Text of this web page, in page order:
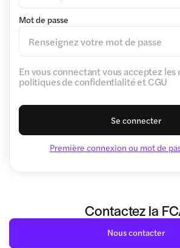
Mot de passe
En vous connectant vous acceptez
politiques de confidentialité et CGU
Se connecter
Première connexion ou mot de
Contactez la
Nous contacter